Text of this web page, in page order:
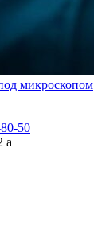
микроскопом
50
а